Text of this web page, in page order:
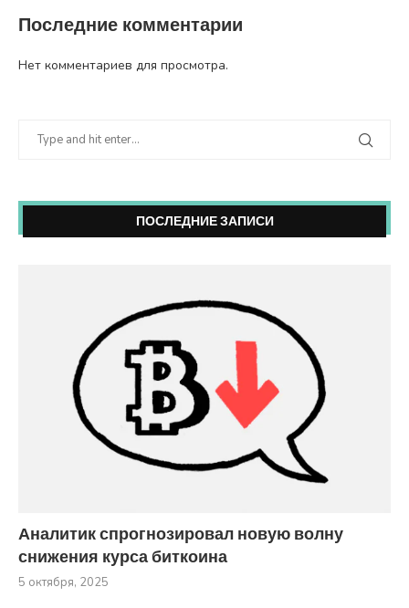
Последние комментарии
Нет комментариев для просмотра.
ПОСЛЕДНИЕ ЗАПИСИ
Аналитик спрогнозировал новую волну
снижения курса биткоина
5 октября, 2025